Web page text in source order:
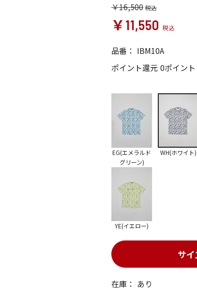
￥16,500
￥11,550
品番： IBM10A
ポイント還元 0ポイント
在庫： あり
サ
EG(エメラルド
グリーン)
WH(ホワイト)
YE(イエロー)